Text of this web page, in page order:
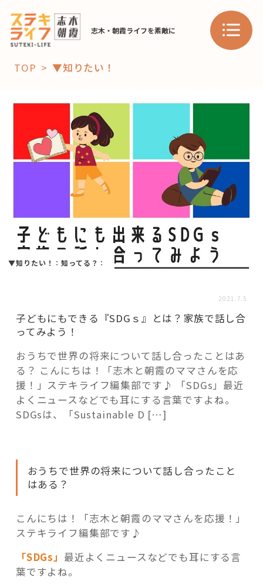
志木・朝霞ライフを素敵に
子育て
おすすめ
スポット 学び・教育
「場」
HAREL HAREL
活用事例
「モノ」
fleXe リノベ事例
「ひと」
これからの暮らし 住み替え相談
TOP ▼知りたい！
▼知りたい！ ：知ってる？ ：
2021.7.5
子どもにもできる『SDGｓ』とは？家族で話し合
ってみよう！
おうちで世界の将来について話し合ったことはあ
る？ こんにちは！「志木と朝霞のママさんを応
援！」ステキライフ編集部です♪ 「SDGs」最近
よくニュースなどでも耳にする言葉ですよね。
SDGsは、「Sustainable D […]
おうちで世界の将来について話し合ったこと
はある？
こんにちは！「志木と朝霞のママさんを応援！」
ステキライフ編集部です♪
「SDGs」 最近よくニュースなどでも耳にする言
葉ですよね。